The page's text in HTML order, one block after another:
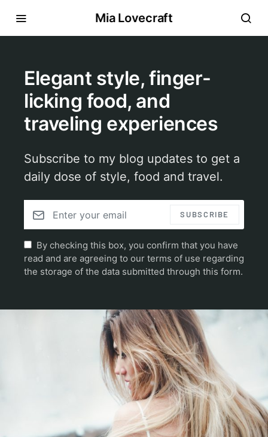
Mia Lovecraft
Elegant style, finger-
licking food, and
traveling experiences
Subscribe to my blog updates to get a
daily dose of style, food and travel.
SUBSCRIBE
By checking this box, you confirm that you have
read and are agreeing to our terms of use regarding
the storage of the data submitted through this form.